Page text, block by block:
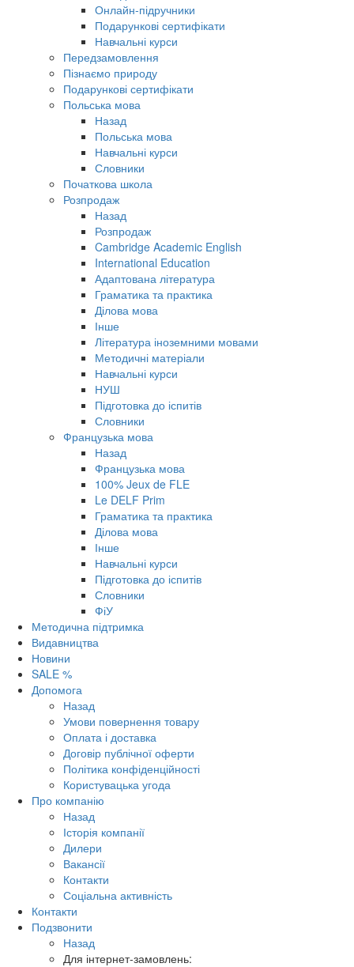
Онлайн-підручники
Подарункові сертифікати
Навчальні курси
Передзамовлення
Пізнаємо природу
Подарункові сертифікати
Польська мова
Назад
Польська мова
Навчальні курси
Словники
Початкова школа
Розпродаж
Назад
Розпродаж
Cambridge Academic English
International Education
Адаптована література
Граматика та практика
Ділова мова
Інше
Література іноземними мовами
Методичні матеріали
Навчальні курси
НУШ
Підготовка до іспитів
Словники
Французька мова
Назад
Французька мова
100% Jeux de FLE
Le DELF Prim
Граматика та практика
Ділова мова
Інше
Навчальні курси
Підготовка до іспитів
Словники
ФіУ
Методична підтримка
Видавництва
Новини
SALE %
Допомога
Назад
Умови повернення товару
Оплата і доставка
Договір публічної оферти
Політика конфіденційності
Користувацька угода
Про компанію
Назад
Історія компанії
Дилери
Вакансії
Контакти
Соціальна активність
Контакти
Подзвонити
Назад
Для інтернет-замовлень: